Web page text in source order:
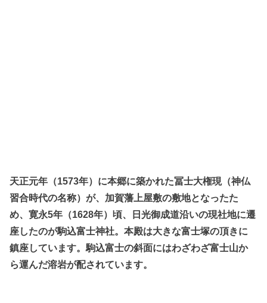
天正元年（1573年）に本郷に築かれた冨士大権現（神仏
習合時代の名称）が、加賀藩上屋敷の敷地となったた
め、寛永5年（1628年）頃、日光御成道沿いの現社地に遷
座したのが駒込富士神社。本殿は大きな富士塚の頂きに
鎮座しています。駒込富士の斜面にはわざわざ富士山か
ら運んだ溶岩が配されています。